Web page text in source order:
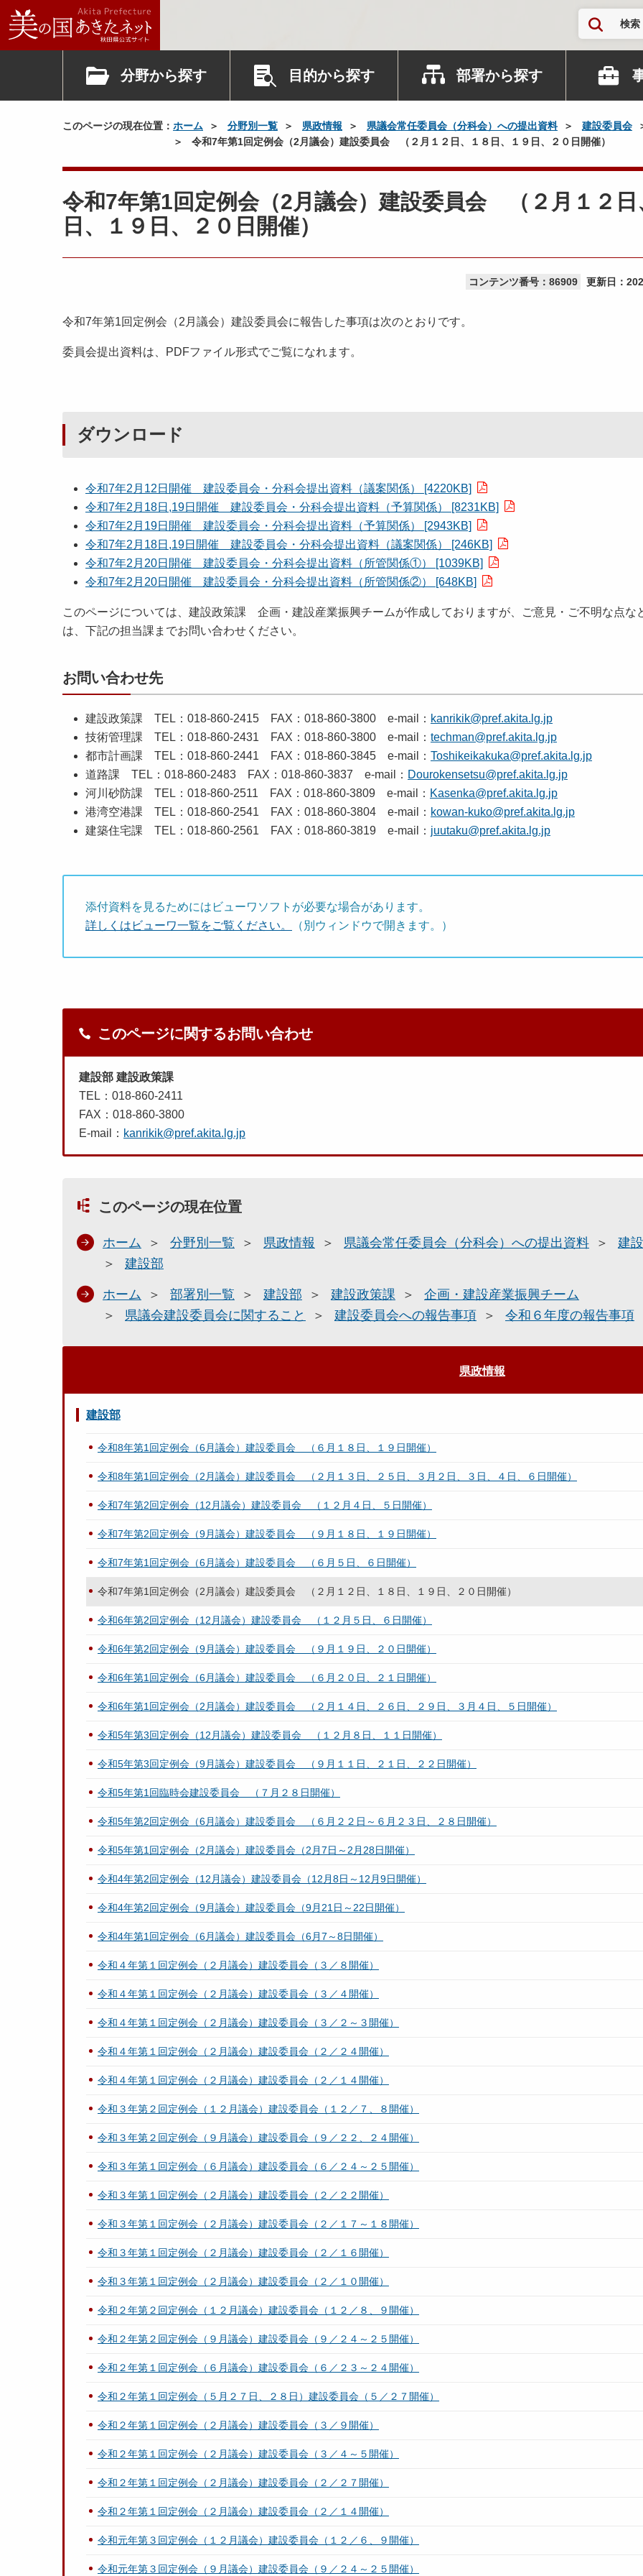
検索
分野から探す 目的から探す 部署から探す
このページの現在位置： ホーム 分野別一覧 県政情報 県議会常任委員会（分科会）への提出資料
建設委員会
令和7年第1回定例会（2月議会）建設委員会 （２月１２日、１８日、１９日、２０日開催）
令和7年第1回定例会（2月議会）建設委員会 （２月１２日
日、１９日、２０日開催）
コンテンツ番号：86909 更新日：
令和7年第1回定例会（2月議会）建設委員会に報告した事項は次のとおりです。
委員会提出資料は、PDFファイル形式でご覧になれます。
ダウンロード
令和7年2月12日開催 建設委員会・分科会提出資料（議案関係） [4220KB]
令和7年2月18日,19日開催 建設委員会・分科会提出資料（予算関係） [8231KB]
令和7年2月19日開催 建設委員会・分科会提出資料（予算関係） [2943KB]
令和7年2月18日,19日開催 建設委員会・分科会提出資料（議案関係） [246KB]
令和7年2月20日開催 建設委員会・分科会提出資料（所管関係①） [1039KB]
令和7年2月20日開催 建設委員会・分科会提出資料（所管関係②） [648KB]
このページについては、建設政策課 企画・建設産業振興チームが作成しておりますが、ご意見・ご不明な点な
は、下記の担当課までお問い合わせください。
お問い合わせ先
建設政策課 TEL：018-860-2415 FAX：018-860-3800 e-mail： kanrikik@pref.akita.lg.jp
技術管理課 TEL：018-860-2431 FAX：018-860-3800 e-mail： techman@pref.akita.lg.jp
都市計画課 TEL：018-860-2441 FAX：018-860-3845 e-mail： Toshikeikakuka@pref.akita.lg.jp
道路課 TEL：018-860-2483 FAX：018-860-3837 e-mail： Dourokensetsu@pref.akita.lg.jp
河川砂防課 TEL：018-860-2511 FAX：018-860-3809 e-mail： Kasenka@pref.akita.lg.jp
港湾空港課 TEL：018-860-2541 FAX：018-860-3804 e-mail： kowan-kuko@pref.akita.lg.jp
建築住宅課 TEL：018-860-2561 FAX：018-860-3819 e-mail： juutaku@pref.akita.lg.jp
添付資料を見るためにはビューワソフトが必要な場合があります。
詳しくはビューワ一覧をご覧ください。
（別ウィンドウで開きます。）
このページに関するお問い合わせ
建設部 建設政策課
TEL：018-860-2411
FAX：018-860-3800
E-mail： kanrikik@pref.akita.lg.jp
このページの現在位置
ホーム 分野別一覧 県政情報 県議会常任委員会（分科会）への提出資料
建
建設部
ホーム 部署別一覧 建設部 建設政策課
企画・建設産業振興チーム
県議会建設委員会に関すること
建設委員会への報告事項 令和６年度の報告事項
県政情報
建設部
令和8年第1回定例会（6月議会）建設委員会 （６月１８日、１９日開催）
令和8年第1回定例会（2月議会）建設委員会 （２月１３日、２５日、３月２日、３日、４日、６日開催）
令和7年第2回定例会（12月議会）建設委員会 （１２月４日、５日開催）
令和7年第2回定例会（9月議会）建設委員会 （９月１８日、１９日開催）
令和7年第1回定例会（6月議会）建設委員会 （６月５日、６日開催）
令和7年第1回定例会（2月議会）建設委員会 （２月１２日、１８日、１９日、２０日開催）
令和6年第2回定例会（12月議会）建設委員会 （１２月５日、６日開催）
令和6年第2回定例会（9月議会）建設委員会 （９月１９日、２０日開催）
令和6年第1回定例会（6月議会）建設委員会 （６月２０日、２１日開催）
令和6年第1回定例会（2月議会）建設委員会 （２月１４日、２６日、２９日、３月４日、５日開催）
令和5年第3回定例会（12月議会）建設委員会 （１２月８日、１１日開催）
令和5年第3回定例会（9月議会）建設委員会 （９月１１日、２１日、２２日開催）
令和5年第1回臨時会建設委員会 （７月２８日開催）
令和5年第2回定例会（6月議会）建設委員会 （６月２２日～６月２３日、２８日開催）
令和5年第1回定例会（2月議会）建設委員会（2月7日～2月28日開催）
令和4年第2回定例会（12月議会）建設委員会（12月8日～12月9日開催）
令和4年第2回定例会（9月議会）建設委員会（9月21日～22日開催）
令和4年第1回定例会（6月議会）建設委員会（6月7～8日開催）
令和４年第１回定例会（２月議会）建設委員会（３／８開催）
令和４年第１回定例会（２月議会）建設委員会（３／４開催）
令和４年第１回定例会（２月議会）建設委員会（３／２～３開催）
令和４年第１回定例会（２月議会）建設委員会（２／２４開催）
令和４年第１回定例会（２月議会）建設委員会（２／１４開催）
令和３年第２回定例会（１２月議会）建設委員会（１２／７、８開催）
令和３年第２回定例会（９月議会）建設委員会（９／２２、２４開催）
令和３年第１回定例会（６月議会）建設委員会（６／２４～２５開催）
令和３年第１回定例会（２月議会）建設委員会（２／２２開催）
令和３年第１回定例会（２月議会）建設委員会（２／１７～１８開催）
令和３年第１回定例会（２月議会）建設委員会（２／１６開催）
令和３年第１回定例会（２月議会）建設委員会（２／１０開催）
令和２年第２回定例会（１２月議会）建設委員会（１２／８、９開催）
令和２年第２回定例会（９月議会）建設委員会（９／２４～２５開催）
令和２年第１回定例会（６月議会）建設委員会（６／２３～２４開催）
令和２年第１回定例会（５月２７日、２８日）建設委員会（５／２７開催）
令和２年第１回定例会（２月議会）建設委員会（３／９開催）
令和２年第１回定例会（２月議会）建設委員会（３／４～５開催）
令和２年第１回定例会（２月議会）建設委員会（２／２７開催）
令和２年第１回定例会（２月議会）建設委員会（２／１４開催）
令和元年第３回定例会（１２月議会）建設委員会（１２／６、９開催）
令和元年第３回定例会（９月議会）建設委員会（９／２４～２５開催）